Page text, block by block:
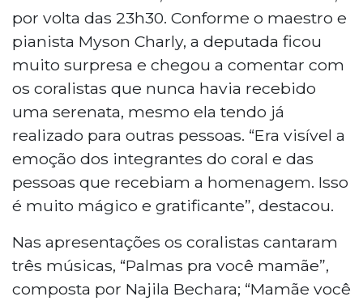
por volta das 23h30. Conforme o maestro e
pianista Myson Charly, a deputada ficou
muito surpresa e chegou a comentar com
os coralistas que nunca havia recebido
uma serenata, mesmo ela tendo já
realizado para outras pessoas. “Era visível a
emoção dos integrantes do coral e das
pessoas que recebiam a homenagem. Isso
é muito mágico e gratificante”, destacou.
Nas apresentações os coralistas cantaram
três músicas, “Palmas pra você mamãe”,
composta por Najila Bechara; “Mamãe você